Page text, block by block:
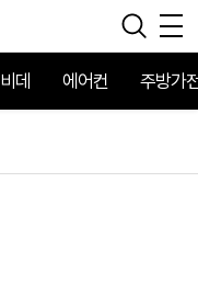
비데 에어컨 주방가